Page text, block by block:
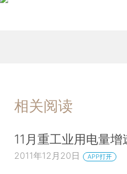
相关阅读
11月重工业用电量
2011年12月20日 APP打开